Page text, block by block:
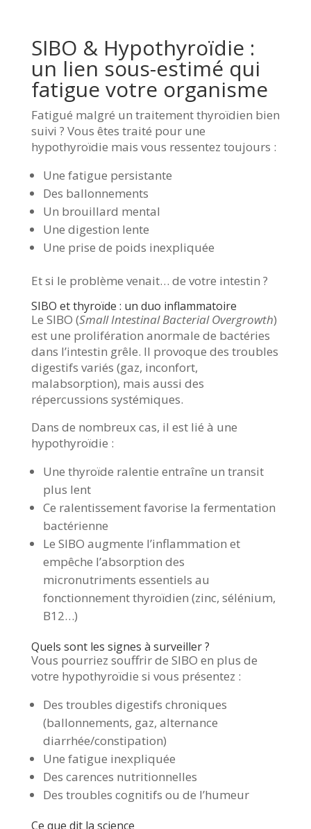
SIBO & Hypothyroïdie :
un lien sous-estimé qui
fatigue votre organisme
Fatigué malgré un traitement thyroïdien bien
suivi ? Vous êtes traité pour une
hypothyroïdie mais vous ressentez toujours :
Une fatigue persistante
Des ballonnements
Un brouillard mental
Une digestion lente
Une prise de poids inexpliquée
Et si le problème venait… de votre intestin ?
SIBO et thyroïde : un duo inflammatoire
Le SIBO (Small Intestinal Bacterial Overgrowth)
est une prolifération anormale de bactéries
dans l’intestin grêle. Il provoque des troubles
digestifs variés (gaz, inconfort,
malabsorption), mais aussi des
répercussions systémiques.
Dans de nombreux cas, il est lié à une
hypothyroïdie :
Une thyroïde ralentie entraîne un transit
plus lent
Ce ralentissement favorise la fermentation
bactérienne
Le SIBO augmente l’inflammation et
empêche l’absorption des
micronutriments essentiels au
fonctionnement thyroïdien (zinc, sélénium,
B12…)
Quels sont les signes à surveiller ?
Vous pourriez souffrir de SIBO en plus de
votre hypothyroïdie si vous présentez :
Des troubles digestifs chroniques
(ballonnements, gaz, alternance
diarrhée/constipation)
Une fatigue inexpliquée
Des carences nutritionnelles
Des troubles cognitifs ou de l’humeur
Ce que dit la science